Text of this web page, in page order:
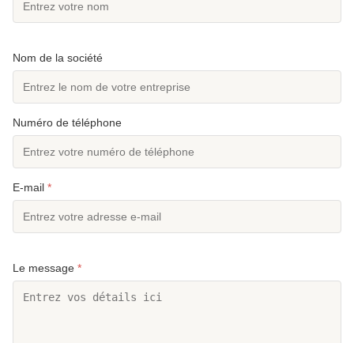
Nom de la société
Numéro de téléphone
E-mail *
Le message *